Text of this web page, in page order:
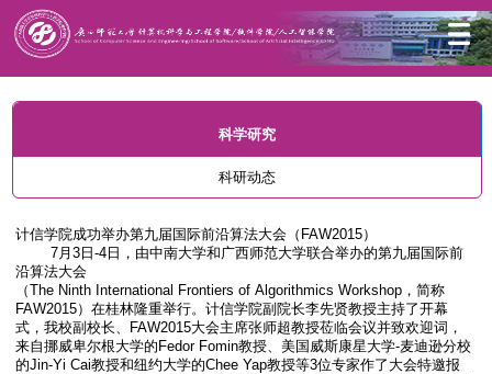
科学研究
科研动态
计信学院成功举办第九届国际前沿算法大会（FAW2015）
7月3日-4日，由中南大学和广西师范大学联合举办的第九届国际前
沿算法大会
（The Ninth International Frontiers of Algorithmics Workshop，简称
FAW2015）在桂林隆重举行。计信学院副院长李先贤教授主持了开幕
式，我校副校长、FAW2015大会主席张师超教授莅临会议并致欢迎词，
来自挪威卑尔根大学的Fedor Fomin教授、美国威斯康星大学-麦迪逊分校
的Jin-Yi Cai教授和纽约大学的Chee Yap教授等3位专家作了大会特邀报